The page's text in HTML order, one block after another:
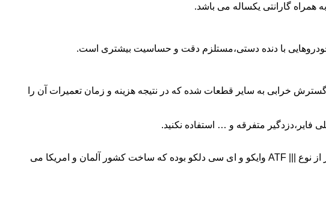
همراه گارانتی یکساله می باشد.
خودروهایی با دنده دستی،مستلزم دقت و حساسیت بیشتری است.
خرابی به سایر قطعات شده که در نتیجه هزینه و زمان تعمیرات آن را
فایر،دزدگیر متفرقه و … استفاده نکنید.
موارد دیگر به صورت مفصل در مقاله نحوه استفاده صحیح از گیربکس اتوماتیک توضیح داده شده است.روغن مورد استفاده در از نوع ||| ATF وایکو و ای سی دلکو بوده که ساخت کشور آلمان و امریکا می